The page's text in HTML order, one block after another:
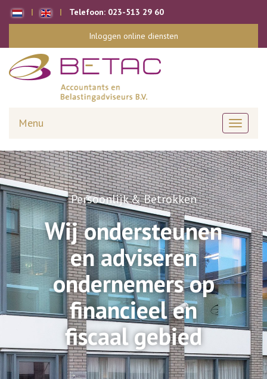
Telefoon: 023-513 29 60
Inloggen online diensten
Toggle
Menu
Persoonlijk & Betrokken
Wij ondersteunen
en adviseren
ondernemers op
financieel en
fiscaal gebied